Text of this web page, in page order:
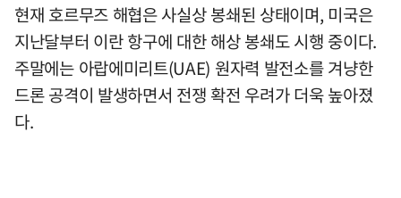
현재 호르무즈 해협은 사실상 봉쇄된 상태이며, 미국은
지난달부터 이란 항구에 대한 해상 봉쇄도 시행 중이다.
주말에는 아랍에미리트(UAE) 원자력 발전소를 겨냥한
드론 공격이 발생하면서 전쟁 확전 우려가 더욱 높아졌
다.